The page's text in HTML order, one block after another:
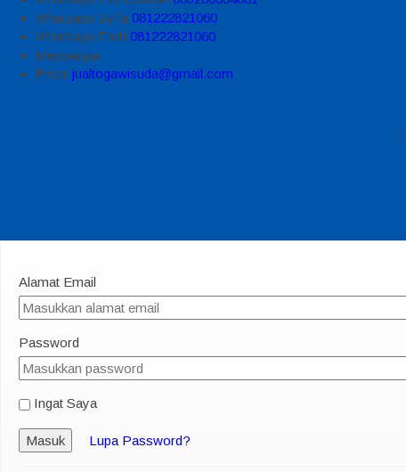
Whatsapp Syifa 081222821060
Whatsapp Fadil 081222821060
Messenger
Email jualtogawisuda@gmail.com
Alamat Email
Password
Ingat Saya
Masuk Lupa Password?